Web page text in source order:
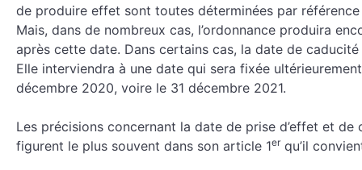
de produire effet sont toutes déterminées par référence
Mais, dans de nombreux cas, l’ordonnance produira
après cette date. Dans certains cas, la date de caducité
Elle interviendra à une date qui sera fixée
décembre 2020, voire le 31 décembre 2021.
Les précisions concernant la date de prise d’effet et de
figurent le plus souvent dans son article 1er qu’il